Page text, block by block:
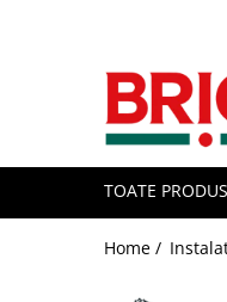
Toate Produsele
Baterii sanitare
TOATE
Home /